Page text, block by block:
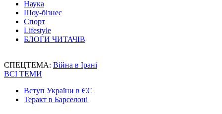
Наука
Шоу-бізнес
Спорт
Lifestyle
БЛОГИ ЧИТАЧІВ
СПЕЦТЕМА: Війна в Ірані
ВСІ ТЕМИ
Вступ України в ЄС
Теракт в Барселоні